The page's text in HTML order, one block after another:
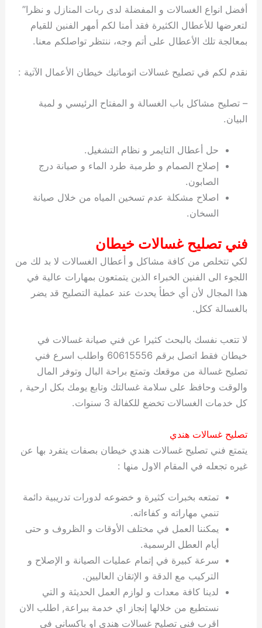
أفضل انواع الغسالات و المفضلة لدى ربات المنازل و نظرا”
لتعرضها للأعطال الكثيرة فقد أمنا لكم أمهر الفنين للقيام
بمعالجة تلك الأعطال على أتم وجه، ننتظر تواصلكم معنا.
نقدم لكم في تصليح غسالات اتوماتيك خيطان الأعمال الآتية :
– تصليح مشاكل باب الغسالة و المفتاح الرئيسي و لمبة
البيان.
حل أعطال التايمر و نظام التشغيل.
إصلاح الصمام و طرمبة طرد الماء و صيانة درج
الصابون.
اصلاح مشكلة عدم تسخين المياه من خلال صيانة
السخان.
فني تصليح غسالات خيطان
لكي تتخلص من كافة مشاكل و أعطال الغسالات لا بد لك من
اللجوء الى الفنين الخبراء الذين يتمتعون بمهارات عالية في
هذا المجال لأن أي خطأ يحدث عند عملية التصليح قد يضر
بالغسالة ككل.
لا تتعب نفسك بالبحث كثيرا عن فني صيانة غسالات في
خيطان فقط اتصل برقم 60615556 واطلب اسرع فني
تصليح غسالة من موقعك وتمتع براحة البال وتوفر المال
والوقت وحافظ على سلامة غسالتك وتابع يومك بكل ارحية ,
كل خدمات الغسالات تخضع للكفالة 3 سنوات.
تصليح غسالات هندي
يتمتع فني تصليح غسالات هندي خيطان بصفات يتفرد بها عن
غيره تجعله في المقام الاول منها :
تمتعه بخبرات كثيرة و خضوعه لدورات تدريبية دائمة
تنمي مهاراته و كفاءاته.
يمكننا العمل في مختلف الأوقات و الظروف و حتى
أيام العطل الرسمية.
سرعة كبيرة في إتمام عمليات الصيانة و الإصلاح و
التركيب مع الدقة و الإتقان العاليين.
لدينا كافة معدات و لوازم العمل الحديثة و التي
نستطيع من خلالها إنجاز اي خدمة ببراعة, اطلب الان
اقرب فني تصليح غسالات هندي او باكساني في